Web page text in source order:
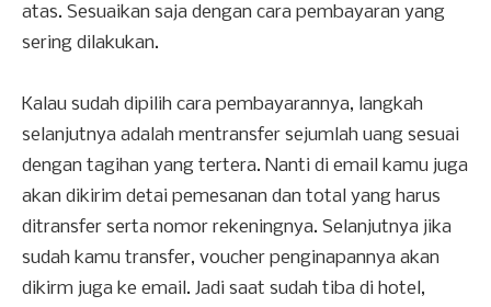
atas. Sesuaikan saja dengan cara pembayaran yang
sering dilakukan.
Kalau sudah dipilih cara pembayarannya, langkah
selanjutnya adalah mentransfer sejumlah uang sesuai
dengan tagihan yang tertera. Nanti di email kamu juga
akan dikirim detai pemesanan dan total yang harus
ditransfer serta nomor rekeningnya. Selanjutnya jika
sudah kamu transfer, voucher penginapannya akan
dikirm juga ke email. Jadi saat sudah tiba di hotel,